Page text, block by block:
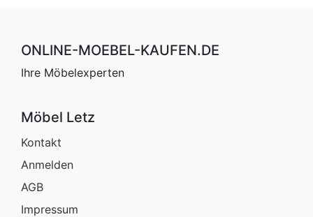
ONLINE-MOEBEL-KAUFEN.DE
Ihre Möbelexperten
Möbel Letz
Kontakt
Anmelden
AGB
Impressum